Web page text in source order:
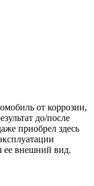
от коррозии,
до/после
приобрел здесь
ее внешний вид.